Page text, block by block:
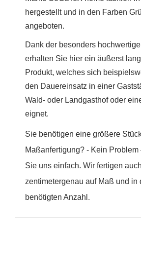
hergestellt und in den Farben
angeboten.
Dank der besonders
erhalten Sie hier ein äußerst
Produkt, welches sich
den Dauereinsatz in einer
Wald- oder Landgasthof oder
eignet.
Sie benötigen eine größere
Maßanfertigung? - Kein Problem
Sie uns einfach. Wir fertigen auch
zentimetergenau auf Maß und in
benötigten Anzahl.